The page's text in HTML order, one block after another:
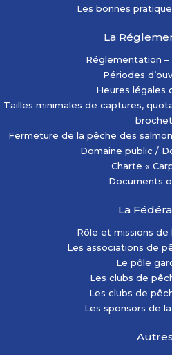
Les bonnes
La
Réglementation –
Périodes
Heures légales
Tailles minimales de captures,
brochet
Fermeture de la pêche des
Domaine public /
Charte «
Documents
La
Rôle et missions de
Les associations de
Le pôle
Les clubs de
Les clubs de
Les sponsors de
Autres